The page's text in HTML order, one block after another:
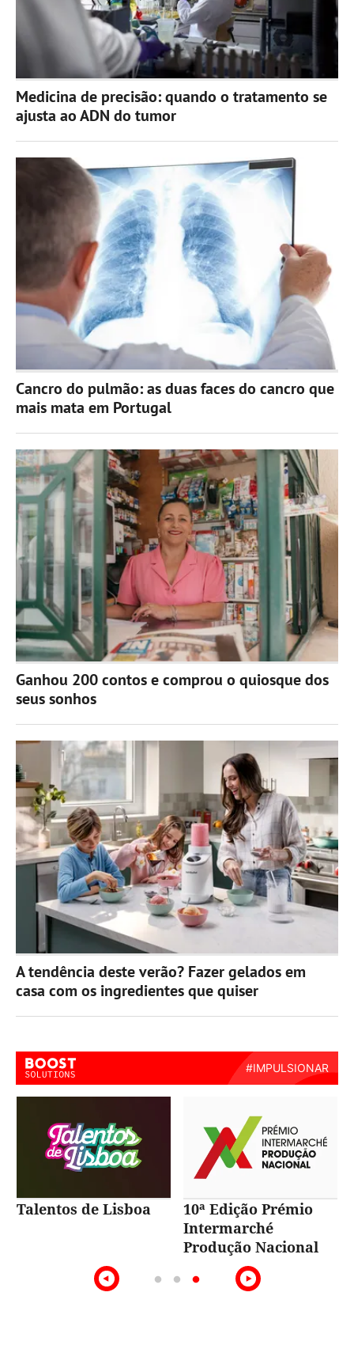
Medicina de precisão: quando o tratamento se
ajusta ao ADN do tumor
Cancro do pulmão: as duas faces do cancro que
mais mata em Portugal
Ganhou 200 contos e comprou o quiosque dos
seus sonhos
A tendência deste verão? Fazer gelados em
casa com os ingredientes que quiser
Talentos de Lisboa
10ª Edição Prémio
Intermarché
Produção Nacional